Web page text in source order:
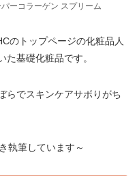
ーコラーゲン スプリーム
のトップページの化粧品人
基礎化粧品です。
らでスキンケアサボりがち
執筆しています～